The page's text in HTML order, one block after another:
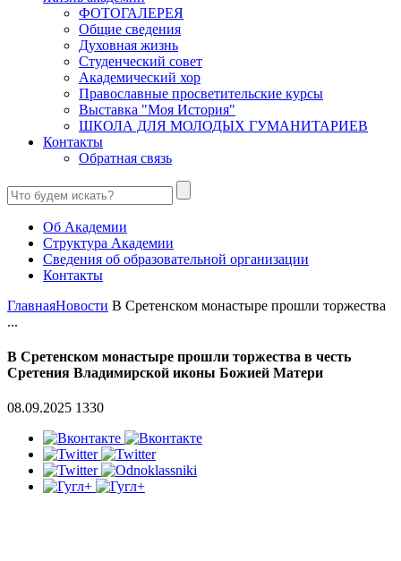
ФОТОГАЛЕРЕЯ
Общие сведения
Духовная жизнь
Студенческий совет
Академический хор
Православные просветительские курсы
Выставка "Моя История"
ШКОЛА ДЛЯ МОЛОДЫХ ГУМАНИТАРИЕВ
Контакты
Обратная связь
Об Академии
Структура Академии
Сведения об образовательной организации
Контакты
ГлавнаяНовости В Сретенском монастыре прошли торжества
...
В Сретенском монастыре прошли торжества в честь
Сретения Владимирской иконы Божией Матери
08.09.2025 1330